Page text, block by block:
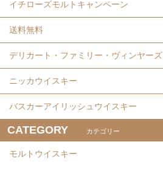
イチローズモルトキャンペーン
送料無料
デリカート・ファミリー・ヴィンヤーズ
ニッカウイスキー
バスカーアイリッシュウイスキー
CATEGORY カテゴリー
モルトウイスキー